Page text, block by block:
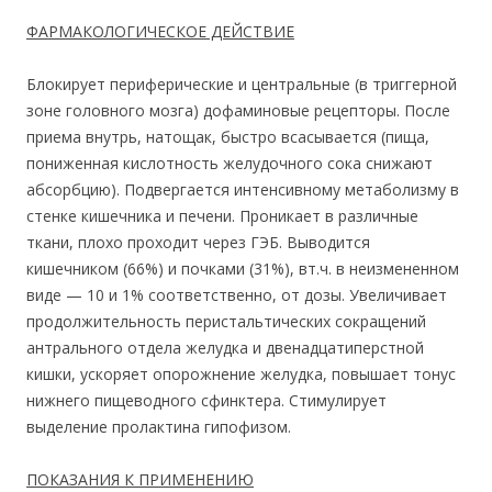
ФАРМАКОЛОГИЧЕСКОЕ ДЕЙСТВИЕ
Блокирует периферические и центральные (в триггерной
зоне головного мозга) дофаминовые рецепторы. После
приема внутрь, натощак, быстро всасывается (пища,
пониженная кислотность желудочного сока снижают
абсорбцию). Подвергается интенсивному метаболизму в
стенке кишечника и печени. Проникает в различные
ткани, плохо проходит через ГЭБ. Выводится
кишечником (66%) и почками (31%), вт.ч. в неизмененном
виде — 10 и 1% соответственно, от дозы. Увеличивает
продолжительность перистальтических сокращений
антрального отдела желудка и двенадцатиперстной
кишки, ускоряет опорожнение желудка, повышает тонус
нижнего пищеводного сфинктера. Стимулирует
выделение пролактина гипофизом.
ПОКАЗАНИЯ К ПРИМЕНЕНИЮ